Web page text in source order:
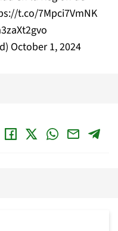
t.co/7Mpci7VmNK
October 1, 2024